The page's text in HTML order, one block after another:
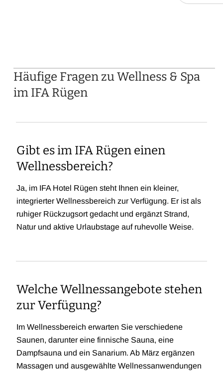
Häufige Fragen zu Wellness & Spa
im IFA Rügen
Gibt es im IFA Rügen einen
Wellnessbereich?
Ja, im IFA Hotel Rügen steht Ihnen ein kleiner,
integrierter Wellnessbereich zur Verfügung. Er ist als
ruhiger Rückzugsort gedacht und ergänzt Strand,
Natur und aktive Urlaubstage auf ruhevolle Weise.
Welche Wellnessangebote stehen
zur Verfügung?
Im Wellnessbereich erwarten Sie verschiedene
Saunen, darunter eine finnische Sauna, eine
Dampfsauna und ein Sanarium. Ab März ergänzen
Massagen und ausgewählte Wellnessanwendungen